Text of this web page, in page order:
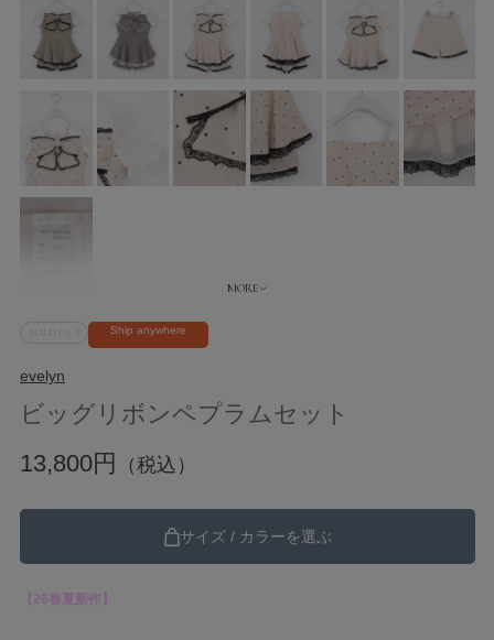
Ship anywhere
evelyn
ビッグリボンペプラムセット
13,800円
（税込）
サイズ / カラーを選ぶ
【26春夏新作】